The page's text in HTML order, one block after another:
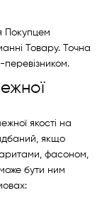
Покупцем
Товару. Точна
перевізником.
якості на
якщо
фасоном,
бути ним